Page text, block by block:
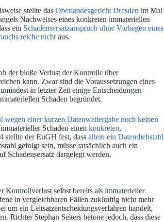
stellte das Oberlandesgericht Dresden im Mai
Nachweises eines konkreten immateriellen
ein Schadensersatzanspruch ohne Vorliegen eines
reiche nicht aus.
der bloße Verlust der Kontrolle über
kann. Zwar sind die Voraussetzungen eines
in letzter Zeit einige Entscheidungen
Schaden begründet.
wegen einer kurzen Datenweitergabe noch keinen
Schaden einen konkreten,
stellte der EuGH fest, dass allein ein Datendiebstahl
gefolgt sein, müsse tatsächlich auch ein
Schadensersatz dargelegt werden.
Kontrollverlust selbst bereits als immaterieller
in vergleichbaren Fällen zukünftig nicht mehr
um ein Leitsatzentscheidungsverfahren handelt,
Richter Stephan Seiters betone jedoch, dass diese